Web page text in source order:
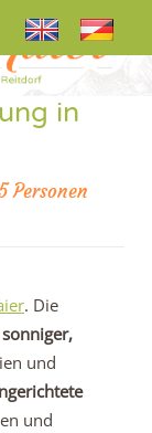
in
Personen
. Die
sonniger,
und
und